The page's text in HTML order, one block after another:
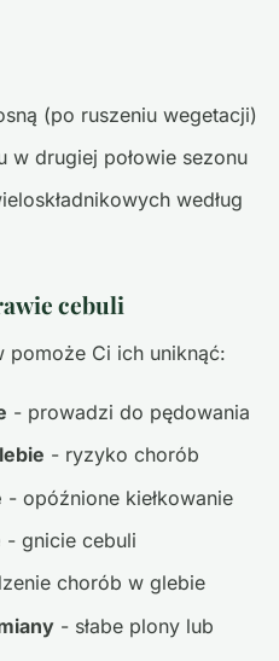
(po ruszeniu wegetacji)
w drugiej połowie sezonu
według
cebuli
pomoże Ci ich uniknąć:
- prowadzi do pędowania
- ryzyko chorób
- opóźnione kiełkowanie
- gnicie cebuli
chorób w glebie
- słabe plony lub